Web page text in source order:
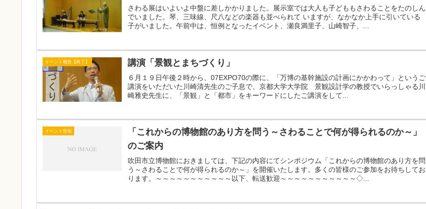
さわる展はいよいよ中盤に差しかかりました。展示室では大人も子どももさわることをたのしん
でいました。琴、三味線、尺八などの楽器も並べられて いますが、なかなか上手に引いている
子がいました。午前中は、恒例となったイベント、瀬良満里子、山崎智子、...
イベント報告【終了】 講演「景観とまちづくり」
６月１９日午後２時から、07EXPO70の際に、「万博の基幹施設の計画にかかわって」というご
講演をいただいた川崎清先生のご子息で、京都大学大学院 景観設計学の教授でいらっしゃる川
崎雅史先生に、「景観」と「都市」をキーワードにしたご講演をして...
イベント告知
「これからの博物館のあり方を問う～さわることで何が得られるのか～」
のご案内
吹田市立博物館におきましては、下記の内容にてシンポジウム「これからの博物館のあり方を問
う～さわることで何が得られるのか～」を開催いたします。多くの皆様のご参加をお待ちしてお
ります。～～～～～～～～～～～以下、転送歓迎～～～～～～～～～～～◇...